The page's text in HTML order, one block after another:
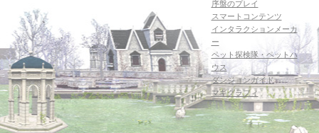
序盤のプレイ
スマートコンテンツ
インタラクションメーカ
ー
ペット探検隊・ペットハ
ウス
ダンジョンガイド
マギグラフィ